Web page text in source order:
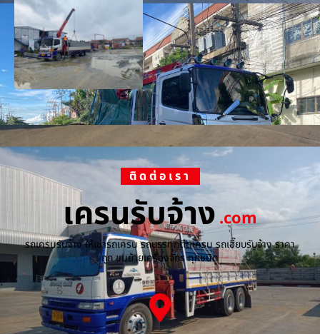
ติดต่อเรา
เครนรับจ้าง.com
รถเครนรับจ้าง ให้เช่ารถเครน รถบรรทุกติดเครน รถเฮี๊ยบรับจ้าง ราคา
ถูก ขนย้ายเครื่องจักร ทุกชนิด